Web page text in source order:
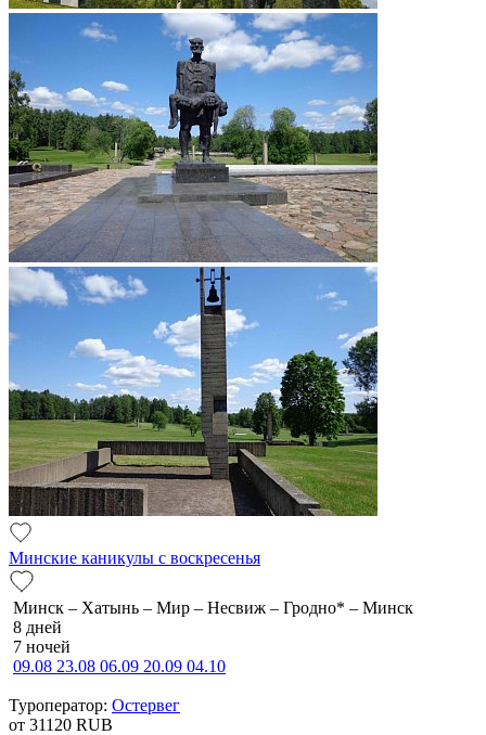
Минские каникулы с воскресенья
Минск – Хатынь – Мир – Несвиж – Гродно* – Минск
8 дней
7 ночей
09.08 23.08 06.09 20.09 04.10
Туроператор: Остервег
от 31120 RUB